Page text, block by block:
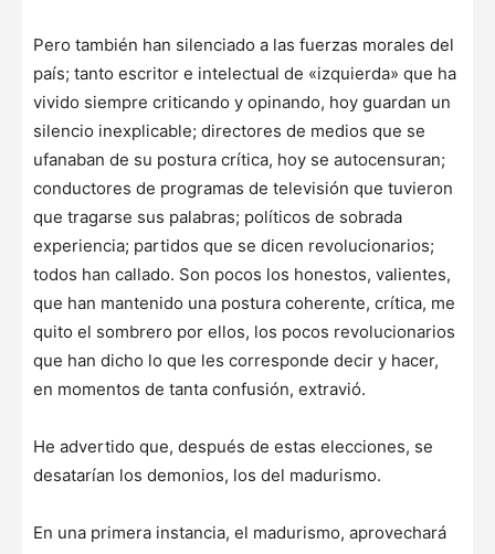
Pero también han silenciado a las fuerzas morales del
país; tanto escritor e intelectual de «izquierda» que ha
vivido siempre criticando y opinando, hoy guardan un
silencio inexplicable; directores de medios que se
ufanaban de su postura crítica, hoy se autocensuran;
conductores de programas de televisión que tuvieron
que tragarse sus palabras; políticos de sobrada
experiencia; partidos que se dicen revolucionarios;
todos han callado. Son pocos los honestos, valientes,
que han mantenido una postura coherente, crítica, me
quito el sombrero por ellos, los pocos revolucionarios
que han dicho lo que les corresponde decir y hacer,
en momentos de tanta confusión, extravió.
He advertido que, después de estas elecciones, se
desatarían los demonios, los del madurismo.
En una primera instancia, el madurismo, aprovechará